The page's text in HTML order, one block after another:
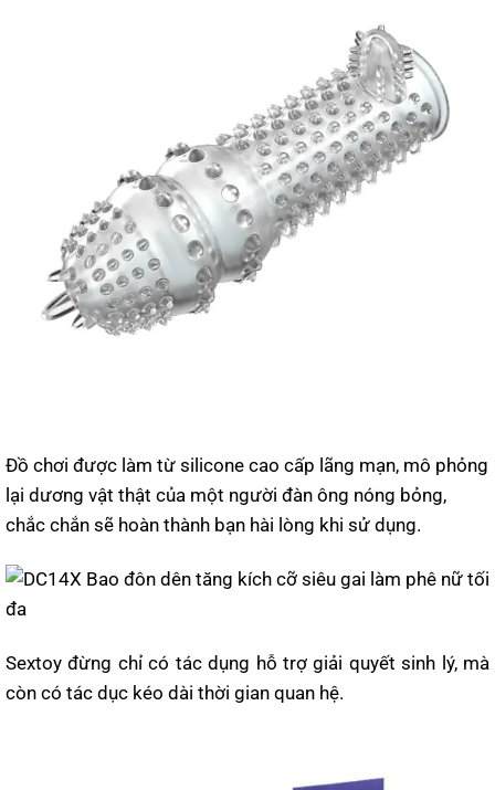
Đồ chơi được làm từ silicone cao cấp lãng mạn, mô phỏng
lại dương vật thật của một người đàn ông nóng bỏng,
chắc chắn sẽ hoàn thành bạn hài lòng khi sử dụng.
Sextoy đừng chỉ có tác dụng hỗ trợ giải quyết sinh lý, mà
còn có tác dục kéo dài thời gian quan hệ.